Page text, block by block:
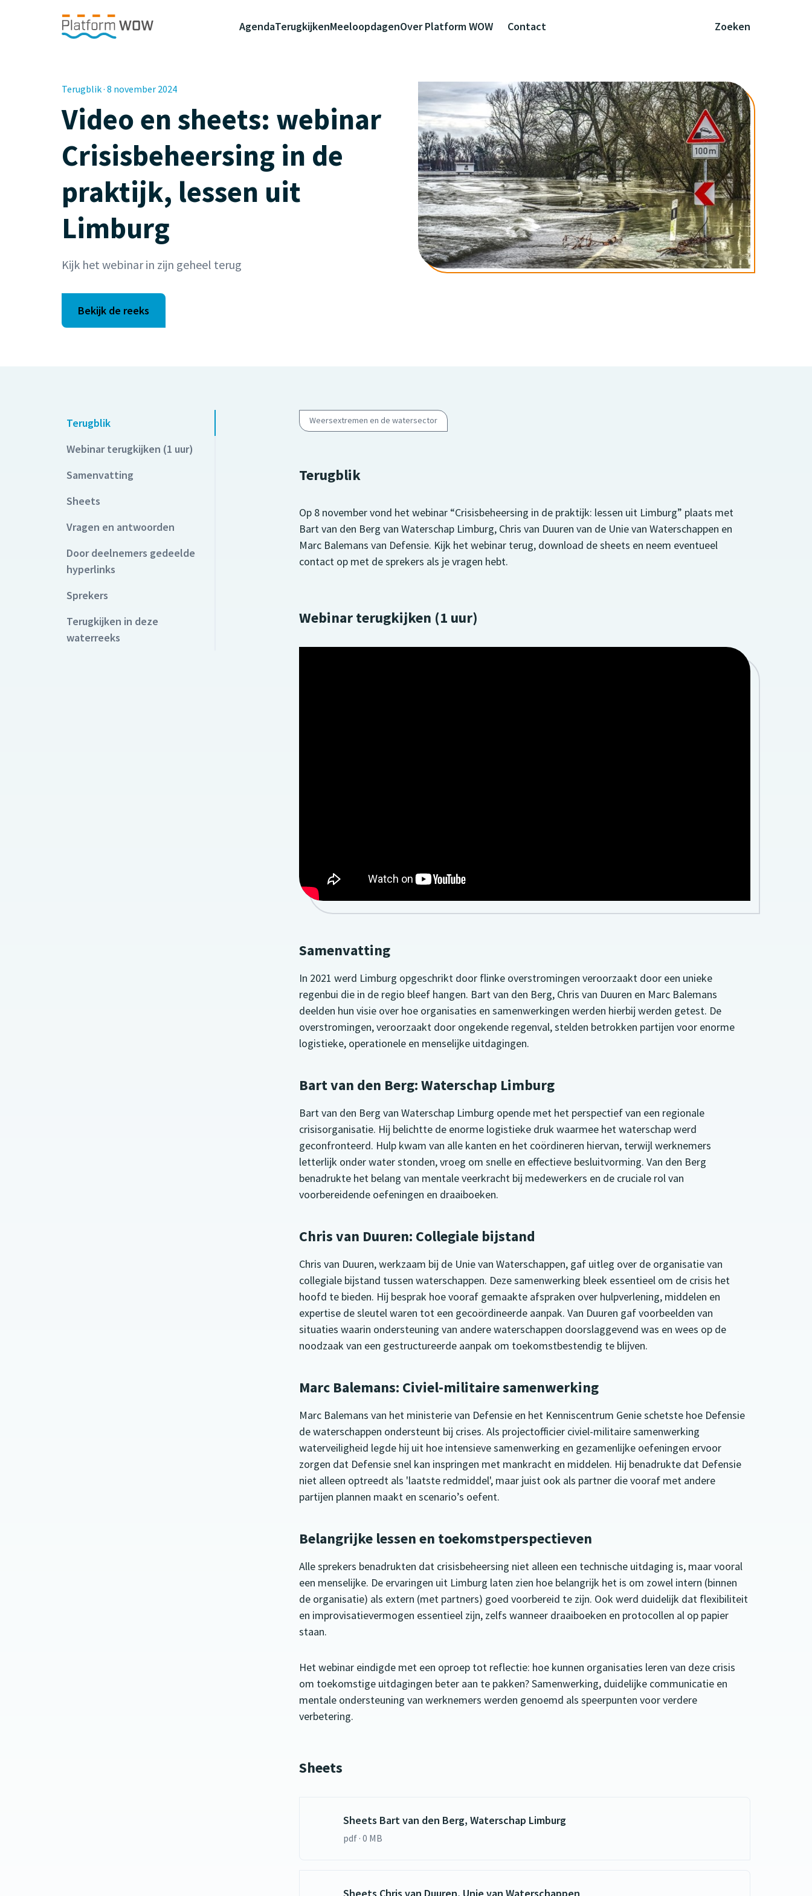
AgendaTerugkijkenMeeloopdagenOver Platform WOW Contact Zoeken
Terugblik · 8 november 2024
Video en sheets: webinar
Crisisbeheersing in de
praktijk, lessen uit
Limburg
Kijk het webinar in zijn geheel terug
Bekijk de reeks
Terugblik
Webinar terugkijken (1 uur)
Samenvatting
Sheets
Vragen en antwoorden
Door deelnemers gedeelde
hyperlinks
Sprekers
Terugkijken in deze
waterreeks
Weersextremen en de watersector
Terugblik
Op 8 november vond het webinar “Crisisbeheersing in de praktijk: lessen uit Limburg” plaats met
Bart van den Berg van Waterschap Limburg, Chris van Duuren van de Unie van Waterschappen en
Marc Balemans van Defensie. Kijk het webinar terug, download de sheets en neem eventueel
contact op met de sprekers als je vragen hebt.
Webinar terugkijken (1 uur)
Samenvatting
In 2021 werd Limburg opgeschrikt door flinke overstromingen veroorzaakt door een unieke
regenbui die in de regio bleef hangen. Bart van den Berg, Chris van Duuren en Marc Balemans
deelden hun visie over hoe organisaties en samenwerkingen werden hierbij werden getest. De
overstromingen, veroorzaakt door ongekende regenval, stelden betrokken partijen voor enorme
logistieke, operationele en menselijke uitdagingen.
Bart van den Berg: Waterschap Limburg
Bart van den Berg van Waterschap Limburg opende met het perspectief van een regionale
crisisorganisatie. Hij belichtte de enorme logistieke druk waarmee het waterschap werd
geconfronteerd. Hulp kwam van alle kanten en het coördineren hiervan, terwijl werknemers
letterlijk onder water stonden, vroeg om snelle en effectieve besluitvorming. Van den Berg
benadrukte het belang van mentale veerkracht bij medewerkers en de cruciale rol van
voorbereidende oefeningen en draaiboeken.
Chris van Duuren: Collegiale bijstand
Chris van Duuren, werkzaam bij de Unie van Waterschappen, gaf uitleg over de organisatie van
collegiale bijstand tussen waterschappen. Deze samenwerking bleek essentieel om de crisis het
hoofd te bieden. Hij besprak hoe vooraf gemaakte afspraken over hulpverlening, middelen en
expertise de sleutel waren tot een gecoördineerde aanpak. Van Duuren gaf voorbeelden van
situaties waarin ondersteuning van andere waterschappen doorslaggevend was en wees op de
noodzaak van een gestructureerde aanpak om toekomstbestendig te blijven.
Marc Balemans: Civiel-militaire samenwerking
Marc Balemans van het ministerie van Defensie en het Kenniscentrum Genie schetste hoe Defensie
de waterschappen ondersteunt bij crises. Als projectofficier civiel-militaire samenwerking
waterveiligheid legde hij uit hoe intensieve samenwerking en gezamenlijke oefeningen ervoor
zorgen dat Defensie snel kan inspringen met mankracht en middelen. Hij benadrukte dat Defensie
niet alleen optreedt als 'laatste redmiddel', maar juist ook als partner die vooraf met andere
partijen plannen maakt en scenario’s oefent.
Belangrijke lessen en toekomstperspectieven
Alle sprekers benadrukten dat crisisbeheersing niet alleen een technische uitdaging is, maar vooral
een menselijke. De ervaringen uit Limburg laten zien hoe belangrijk het is om zowel intern (binnen
de organisatie) als extern (met partners) goed voorbereid te zijn. Ook werd duidelijk dat flexibiliteit
en improvisatievermogen essentieel zijn, zelfs wanneer draaiboeken en protocollen al op papier
staan.
Het webinar eindigde met een oproep tot reflectie: hoe kunnen organisaties leren van deze crisis
om toekomstige uitdagingen beter aan te pakken? Samenwerking, duidelijke communicatie en
mentale ondersteuning van werknemers werden genoemd als speerpunten voor verdere
verbetering.
Sheets
Sheets Bart van den Berg, Waterschap Limburg
pdf · 0 MB
Sheets Chris van Duuren, Unie van Waterschappen